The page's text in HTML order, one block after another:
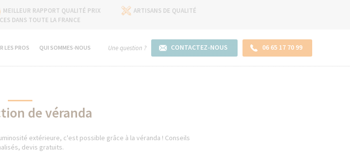
MEILLEUR RAPPORT QUALITÉ PRIX
ARTISANS DE QUALITÉ
DANS TOUTE LA FRANCE
LES PROS QUI SOMMES-NOUS Une question ? CONTACTEZ-NOUS 06 65 17 70 99
de véranda
extérieure, c'est possible grâce à la véranda ! Conseils
devis gratuits.